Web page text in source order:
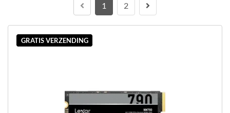
1 2
GRATIS VERZENDING